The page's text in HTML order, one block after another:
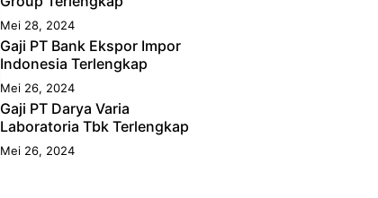
Mei 28, 2024
Gaji PT Bank Ekspor Impor
Indonesia Terlengkap
Mei 26, 2024
Gaji PT Darya Varia
Laboratoria Tbk Terlengkap
Mei 26, 2024